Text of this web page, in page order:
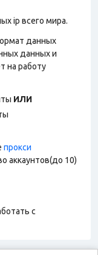
ip всего мира.
данных
данных и
на работу
ИЛИ
прокси
аккаунтов(до 10)
с